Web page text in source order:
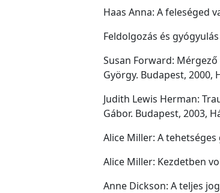
Haas Anna: A feleséged
Feldolgozás és gyógyulás
Susan Forward:
György. Budapest, 2000,
Judith Lewis Herman:
Gábor. Budapest, 2003,
Alice Miller: A
Alice Miller: Kezdetben
Anne Dickson: A teljes